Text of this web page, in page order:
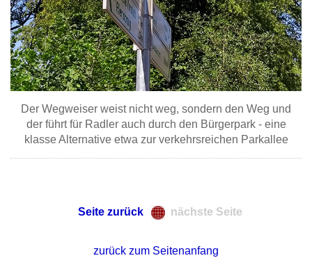
Der Wegweiser weist nicht weg, sondern den Weg und
der führt für Radler auch durch den Bürgerpark - eine
klasse Alternative etwa zur verkehrsreichen Parkallee
Seite zurück nächste Seite
zurück zum Seitenanfang